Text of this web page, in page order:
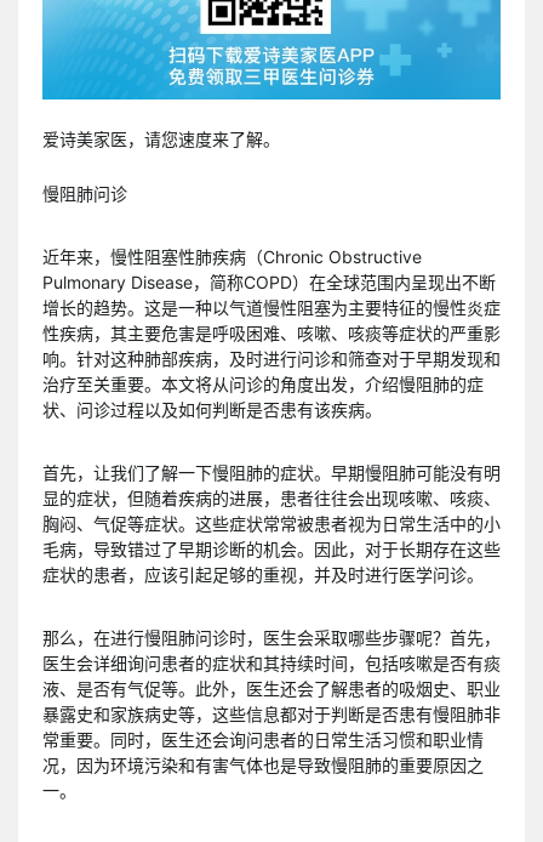
爱诗美家医，请您速度来了解。
慢阻肺问诊
近年来，慢性阻塞性肺疾病（Chronic Obstructive
Pulmonary Disease，简称COPD）在全球范围内呈现出不断
增长的趋势。这是一种以气道慢性阻塞为主要特征的慢性炎症
性疾病，其主要危害是呼吸困难、咳嗽、咳痰等症状的严重影
响。针对这种肺部疾病，及时进行问诊和筛查对于早期发现和
治疗至关重要。本文将从问诊的角度出发，介绍慢阻肺的症
状、问诊过程以及如何判断是否患有该疾病。
首先，让我们了解一下慢阻肺的症状。早期慢阻肺可能没有明
显的症状，但随着疾病的进展，患者往往会出现咳嗽、咳痰、
胸闷、气促等症状。这些症状常常被患者视为日常生活中的小
毛病，导致错过了早期诊断的机会。因此，对于长期存在这些
症状的患者，应该引起足够的重视，并及时进行医学问诊。
那么，在进行慢阻肺问诊时，医生会采取哪些步骤呢？首先，
医生会详细询问患者的症状和其持续时间，包括咳嗽是否有痰
液、是否有气促等。此外，医生还会了解患者的吸烟史、职业
暴露史和家族病史等，这些信息都对于判断是否患有慢阻肺非
常重要。同时，医生还会询问患者的日常生活习惯和职业情
况，因为环境污染和有害气体也是导致慢阻肺的重要原因之
一。